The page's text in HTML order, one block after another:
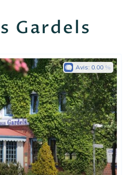
Gardels
Avis: 0.00